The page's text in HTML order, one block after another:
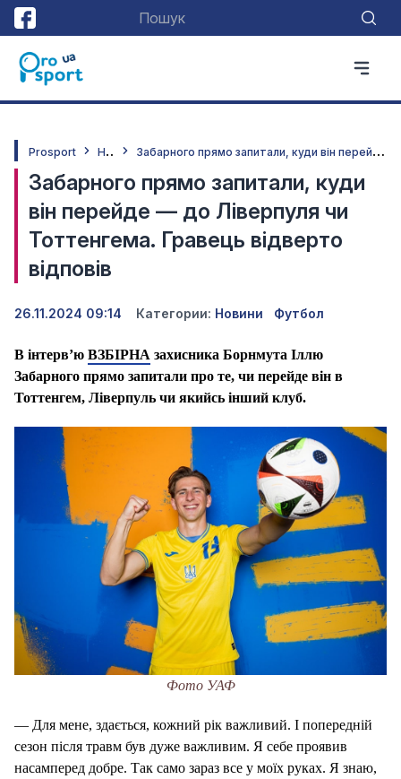
Prosport Н
овини З
абарного прямо запитали, куди він перейде — до Ліверпуля чи Тоттенгема. Гравець відверто відповів
Забарного прямо запитали, куди
він перейде — до Ліверпуля чи
Тоттенгема. Гравець відверто
відповів
26.11.2024 09:14 Категории: Новини Футбол
В інтерв’ю ВЗБІРНА захисника Борнмута Іллю
Забарного прямо запитали про те, чи перейде він в
Тоттенгем, Ліверпуль чи якийсь інший клуб.
Фото УАФ
— Для мене, здається, кожний рік важливий. І попередній
сезон після травм був дуже важливим. Я себе проявив
насамперед добре. Так само зараз все у моїх руках. Я знаю,